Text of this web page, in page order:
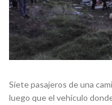
Siete pasajeros de una
luego que el vehículo